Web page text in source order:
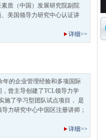
质（中国）发展研究院副院
美国领导力研究中心认证讲
详细>>
年的企业管理经验和多项国际
曾主导创建了TCL领导力学
施了学习型团队试点项目， 是
力研究中心中国区注册讲师；
详细>>